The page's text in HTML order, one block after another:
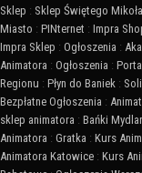
Sklep : Sklep Świętego
Miasto : PINternet : Impra
Impra Sklep : Ogłoszenia :
Animatora : Ogłoszenia :
Regionu : Płyn do Baniek :
Bezpłatne Ogłoszenia :
sklep animatora : Bańki
Animatora : Gratka : Kurs
Animatora Katowice : Kurs